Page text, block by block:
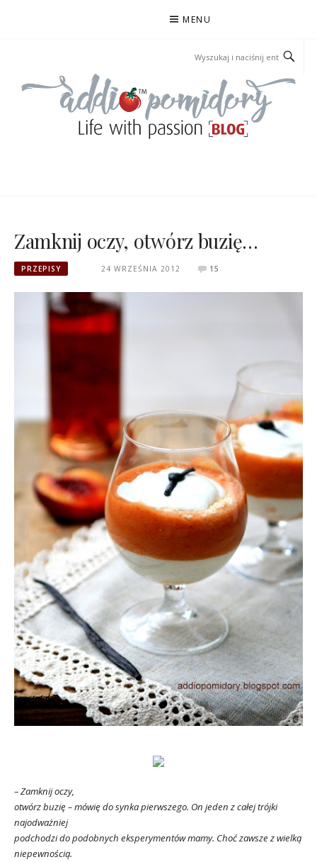
MENU
Zamknij oczy, otwórz buzię…
PRZEPISY 24 WRZEŚNIA 2012 15
– Zamknij oczy,
otwórz buzię – mówię do synka pierwszego. On jeden z całej trójki
najodważniej
podchodzi do podobnych eksperymentów mamy. Choć zawsze z wielką
niepewnością.